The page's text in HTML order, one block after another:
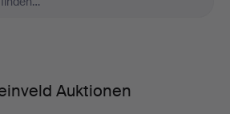
Auktionen